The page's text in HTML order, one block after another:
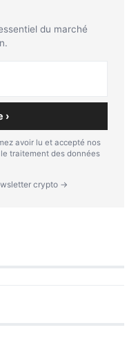
du marché
›
avoir lu et accepté nos
traitement des données
crypto →